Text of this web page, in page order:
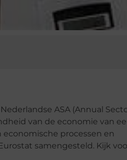
ASA (Annual
van de economie van
processen en
samengesteld. Kijk